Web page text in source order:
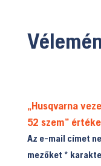
„Husqvarna
52 szem”
Az e-mail címet
mezőket *